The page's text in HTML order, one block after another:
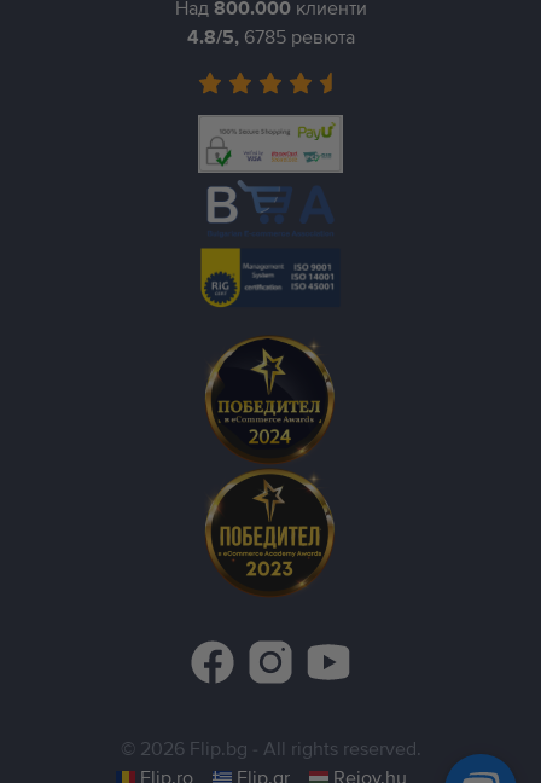
Над 800.000клиенти
4.8/5, 6785 ревюта
© 2026 Flip.bg - All rights reserved.